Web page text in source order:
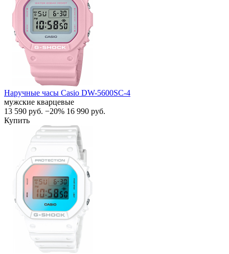
Наручные часы Casio DW-5600SC-4
мужские кварцевые
13 590 руб. −20% 16 990 руб.
Купить